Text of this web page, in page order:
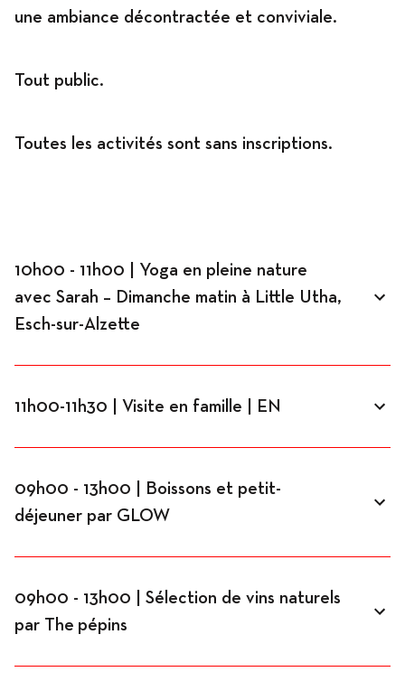
une ambiance décontractée et conviviale.
Tout public.
Toutes les activités sont sans inscriptions.
10h00 - 11h00 | Yoga en pleine nature
avec Sarah – Dimanche matin à Little Utha,
Esch-sur-Alzette
11h00-11h30 | Visite en famille | EN
09h00 - 13h00 | Boissons et petit-
déjeuner par GLOW
09h00 - 13h00 | Sélection de vins naturels
par The pépins